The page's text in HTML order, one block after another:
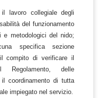
il lavoro collegiale degli
del funzionamento
e metodologici del nido;
specifica sezione
compito di verificare il
Regolamento, delle
coordinamento di tutta
impiegato nel servizio.